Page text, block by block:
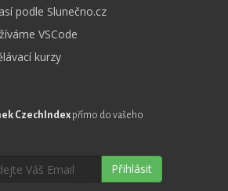
podle Slunečno.cz
VSCode
kurzy
CzechIndex přímo do vašeho
Přihlásit